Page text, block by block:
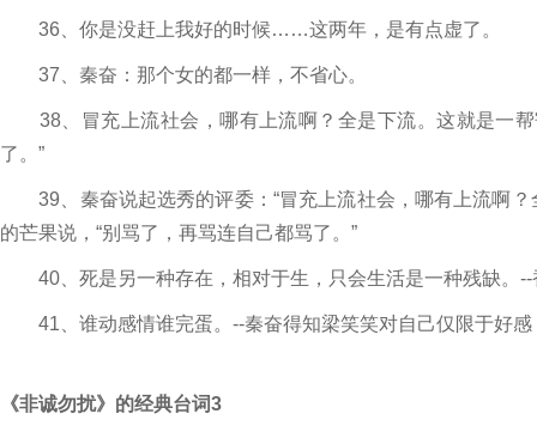
36、你是没赶上我好的时候……这两年，是有点虚了。
37、秦奋：那个女的都一样，不省心。
38、冒充上流社会，哪有上流啊？全是下流。这就是一帮
了。”
39、秦奋说起选秀的评委：“冒充上流社会，哪有上流啊？
的芒果说，“别骂了，再骂连自己都骂了。”
40、死是另一种存在，相对于生，只会生活是一种残缺。--
41、谁动感情谁完蛋。--秦奋得知梁笑笑对自己仅限于好感
《非诚勿扰》的经典台词3